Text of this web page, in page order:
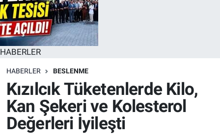
HABERLER
HABERLER BESLENME
Kızılcık Tüketenlerde Kilo,
Kan Şekeri ve Kolesterol
Değerleri İyileşti